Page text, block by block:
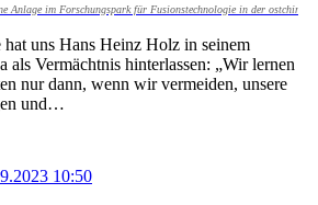
Anlage im Forschungspark für Fusionstechnologie in der
uns Hans Heinz Holz in seinem
als Vermächtnis hinterlassen: „Wir lernen
nur dann, wenn wir vermeiden, unsere
und…
10:50